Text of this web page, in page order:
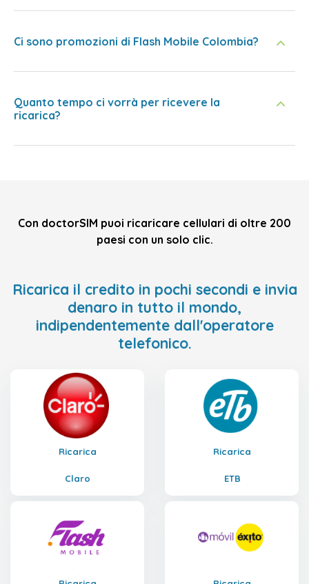
Ci sono promozioni di Flash Mobile Colombia?
Quanto tempo ci vorrà per ricevere la
ricarica?
Con doctorSIM puoi ricaricare cellulari di oltre 200
paesi con un solo clic.
Ricarica il credito in pochi secondi e invia
denaro in tutto il mondo,
indipendentemente dall'operatore
telefonico.
Ricarica
Claro
Ricarica
ETB